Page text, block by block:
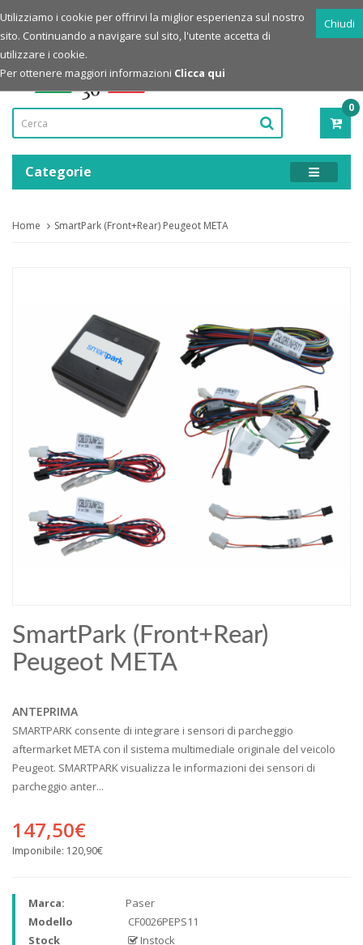
Login
Registrazione
Powered by
0
-
Categorie
Home SmartPark (Front+Rear) Peugeot META
SmartPark (Front+Rear)
Peugeot META
ANTEPRIMA
SMARTPARK consente di integrare i sensori di parcheggio
aftermarket META con il sistema multimediale originale del veicolo
Peugeot. SMARTPARK visualizza le informazioni dei sensori di
parcheggio anter...
147,50€
Imponibile: 120,90€
Marca:
Paser
Modello
CF0026PEPS11
Stock
Instock
Chiudi
Utilizziamo i cookie per offrirvi la miglior esperienza sul nostro
sito. Continuando a navigare sul sito, l'utente accetta di
utilizzare i cookie.
Per ottenere maggiori informazioni Clicca qui